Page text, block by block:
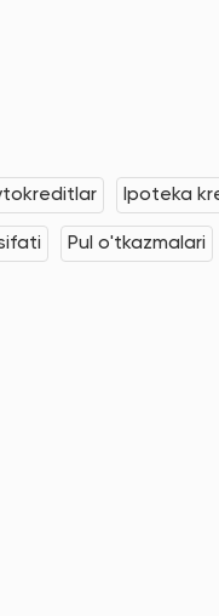
Ipoteka
Pul o'tkazmalari